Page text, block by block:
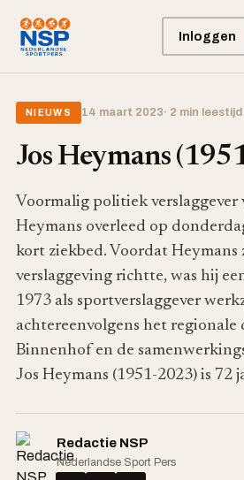
Inloggen
NIEUWS 14 maart 2023· 2 min leestijd
Jos Heymans
Voormalig politiek verslaggever
Heymans overleed op
kort ziekbed. Voordat Heymans
verslaggeving richtte, was hij
1973 als sportverslaggever
achtereenvolgens het regionale
Binnenhof en de
Jos Heymans (1951-2023) is 72
Redactie NSP
Nederlandse Sport Pers